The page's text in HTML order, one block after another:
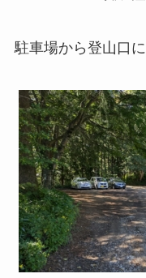
駐車場から登山口に